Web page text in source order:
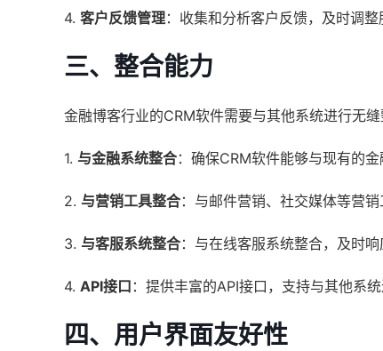
4. 客户反馈管理：收集和分析客户反馈，及时调整
三、整合能力
金融博客行业的CRM软件需要与其他系统进行无
1. 与金融系统整合：确保CRM软件能够与现有的
2. 与营销工具整合：与邮件营销、社交媒体等营
3. 与客服系统整合：与在线客服系统整合，及时
4. API接口 ：提供丰富的API接口，支持与其他系统
四、用户界面友好性